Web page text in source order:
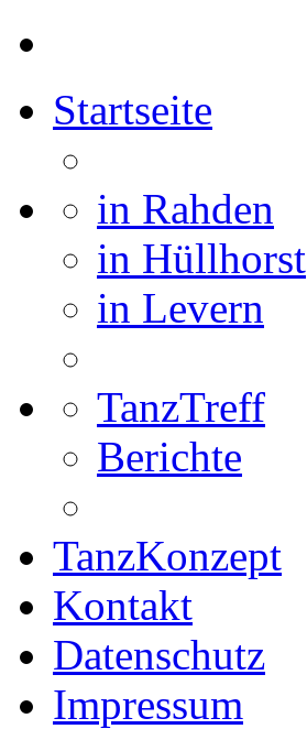
Startseite
in Rahden
in Hüllhorst
in Levern
TanzTreff
Berichte
TanzKonzept
Kontakt
Datenschutz
Impressum